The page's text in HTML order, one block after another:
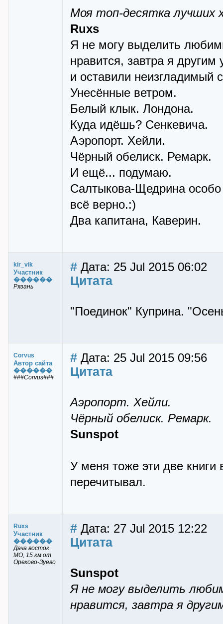
Моя топ-десятка лучших
Ruxs
Я не могу выделить
нравится, завтра я
и оставили
Унесённые ветром.
Белый клык. Лондона.
Куда идёшь? Сенкевича.
Аэропорт. Хейли.
Чёрный обелиск. Ремарк.
И ещё... подумаю.
Салтыкова-Щедрина
всё верно.:)
Два капитана, Каверин.
kir_vik
Участник
������
Рязань
# Дата: 25 Jul 2015 06:02
Цитата
"Поединок" Куприна.
Corvus
Автор сайта
������
###Corvus###
# Дата: 25 Jul 2015 09:56
Цитата
Аэропорт. Хейли.
Чёрный обелиск. Ремарк.
Sunspot
У меня тоже эти две
перечитывал.
Ruxs
Участник
������
Дача восток
МО, 15 км от
Орехово-Зуево
# Дата: 27 Jul 2015 12:22
Цитата
Sunspot
Я не могу выделить
нравится, завтра я